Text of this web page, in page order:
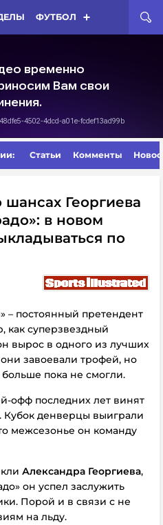
ФУТБОЛ
Статьи Комменты
Георгиева
в новом
по
– постоянный претендент
как суперзвездный
вырос в одного из лучших
завоевали трофей, но
больше пока не смогли.
офф последних лет винят
Кубок денверцы выиграли
межсезонье он команду
Александра Георгиева,
он успел заслужить
Порой и в связи с не
на льду.